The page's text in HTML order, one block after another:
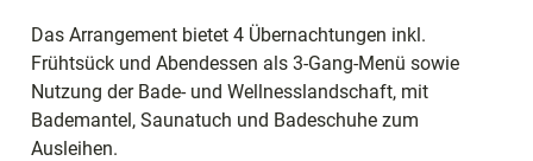
Das Arrangement bietet 4 Übernachtungen inkl.
Frühtsück und Abendessen als 3-Gang-Menü sowie
Nutzung der Bade- und Wellnesslandschaft, mit
Bademantel, Saunatuch und Badeschuhe zum
Ausleihen.